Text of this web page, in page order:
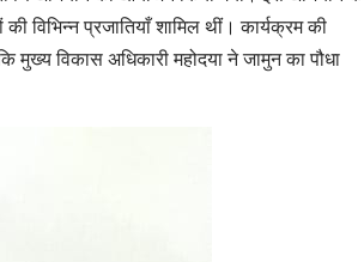
विभिन्न प्रजातियाँ शामिल थीं। कार्यक्रम की
मुख्य विकास अधिकारी महोदया ने जामुन का पौधा